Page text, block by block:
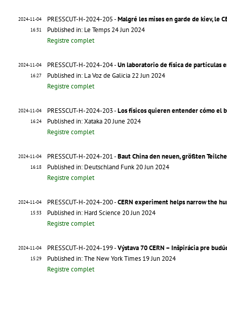
2024-11-04
16:31
PRESSCUT-H-2024-205 -Malgré les mises en garde de kiev, le
Published in: Le Temps 24 Jun 2024
Registre complet
2024-11-04
16:27
PRESSCUT-H-2024-204 -Un laboratorio de física de partículas
Published in: La Voz de Galicia 22 Jun 2024
Registre complet
2024-11-04
16:24
PRESSCUT-H-2024-203 -Los físicos quieren entender cómo el
Published in: Xataka 20 June 2024
Registre complet
2024-11-04
16:18
PRESSCUT-H-2024-201 -Baut China den neuen, größten
Published in: Deutschland Funk 20 Jun 2024
Registre complet
2024-11-04
15:33
PRESSCUT-H-2024-200 -CERN experiment helps narrow the
Published in: Hard Science 20 Jun 2024
Registre complet
2024-11-04
15:29
PRESSCUT-H-2024-199 -Výstava 70 CERN – Inšpirácia pre
Published in: The New York Times 19 Jun 2024
Registre complet